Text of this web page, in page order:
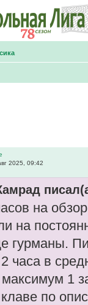
2025, 09:42
на
на
гурманы.
часа в
1
по